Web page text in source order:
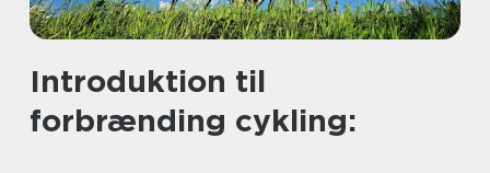
Introduktion til
forbrænding cykling: